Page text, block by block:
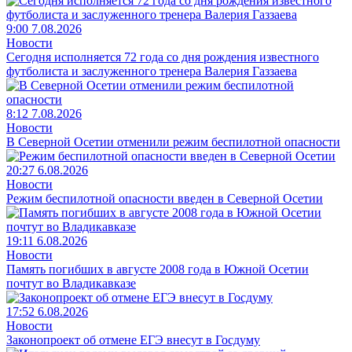
9:00 7.08.2026
Новости
Сегодня исполняется 72 года со дня рождения известного
футболиста и заслуженного тренера Валерия Газзаева
8:12 7.08.2026
Новости
В Северной Осетии отменили режим беспилотной опасности
20:27 6.08.2026
Новости
Режим беспилотной опасности введен в Северной Осетии
19:11 6.08.2026
Новости
Память погибших в августе 2008 года в Южной Осетии
почтут во Владикавказе
17:52 6.08.2026
Новости
Законопроект об отмене ЕГЭ внесут в Госдуму